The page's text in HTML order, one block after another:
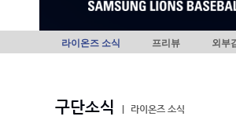
라이온즈 소식 프리뷰 외부
구단소식
라이온즈 소식